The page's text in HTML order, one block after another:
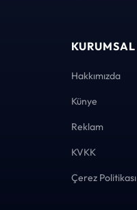
KURUMSAL
Hakkımızda
Künye
Reklam
KVKK
Çerez Politikası